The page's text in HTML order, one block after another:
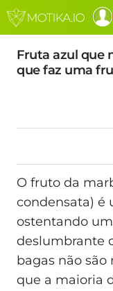
Fruta azul que
que faz uma
O fruto da
condensata) é
ostentando
deslumbrante
bagas não
que a maioria